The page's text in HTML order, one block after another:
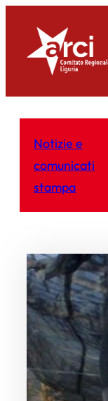
contenuto
Notizie e
comunicati
stampa